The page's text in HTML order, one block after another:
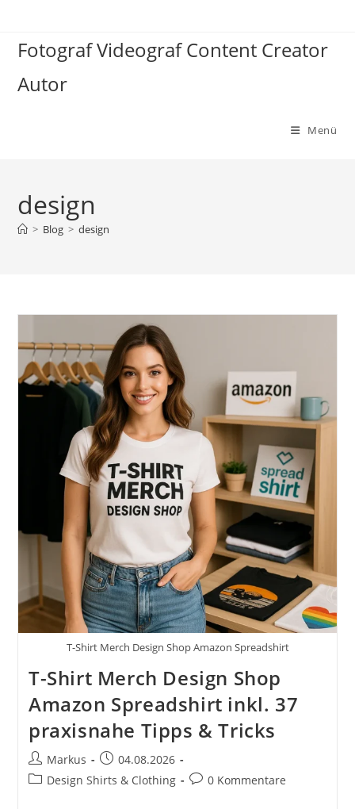
springen
Fotograf Videograf Content Creator
Autor
Menü
design
> Blog > design
T-Shirt Merch Design Shop Amazon Spreadshirt
T-Shirt Merch Design Shop
Amazon Spreadshirt inkl. 37
praxisnahe Tipps & Tricks
Beitrags-
Autor:
Markus
Beitrag
veröffentlicht:
04.08.2026
Beitrags-
Design Shirts & Clothing
Beitrags-
0 Kommentare